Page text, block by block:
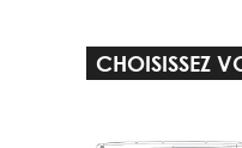
CHOISISSEZ